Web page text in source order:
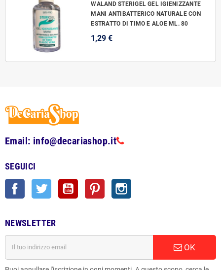
WALAND STERIGEL GEL IGIENIZZANTE
MANI ANTIBATTERICO NATURALE CON
ESTRATTO DI TIMO E ALOE ML. 80
1,29 €
Email: info@decariashop.it
SEGUICI
Facebook Twitter YouTube Pinterest
NEWSLETTER
OK